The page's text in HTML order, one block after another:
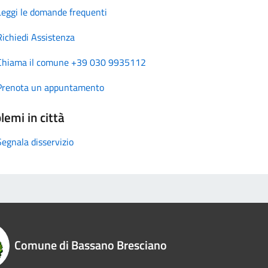
le domande frequenti
Assistenza
il comune +39 030 9935112
un appuntamento
in città
disservizio
Comune di Bassano Bresciano